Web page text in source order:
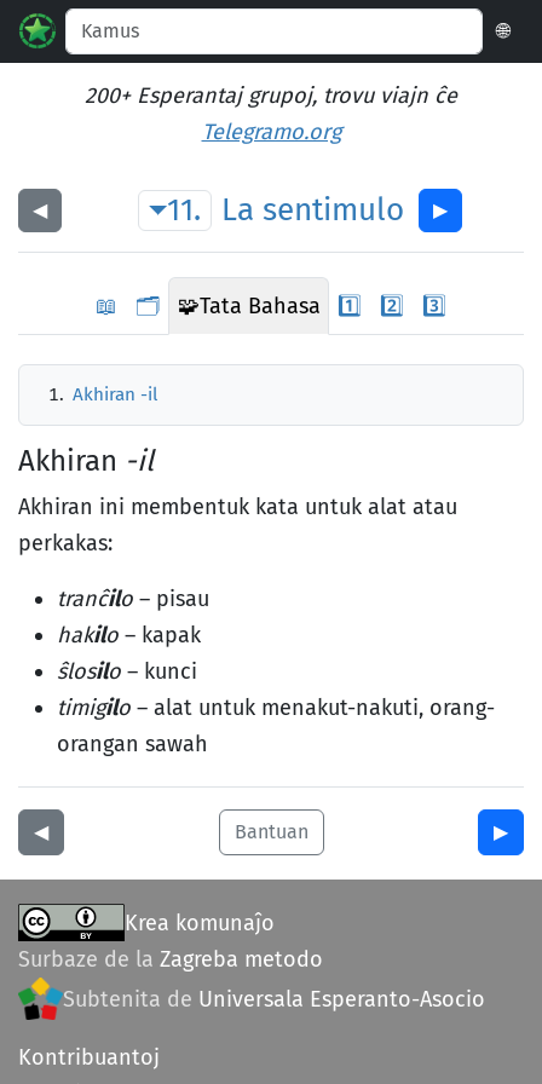
🌐
200+ Esperantaj grupoj, trovu viajn ĉe
Telegramo.org
◀︎ 11. La sentimulo ▶︎
📖 🗂️ 🧩Tata Bahasa 1️⃣ 2️⃣ 3️⃣
Akhiran -il
Akhiran -il
Akhiran ini membentuk kata untuk alat atau
perkakas:
tranĉilo – pisau
hakilo – kapak
ŝlosilo – kunci
timigilo – alat untuk menakut-nakuti, orang-
orangan sawah
◀︎ Bantuan ▶︎
Krea komunaĵo
Surbaze de la Zagreba metodo
Subtenita de Universala Esperanto-Asocio
Kontribuantoj